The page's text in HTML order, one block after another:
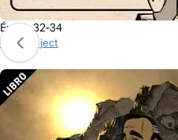
Éxodo 32-34
BibleProject